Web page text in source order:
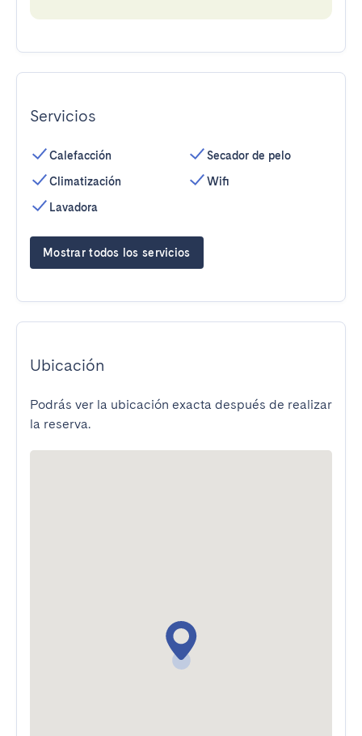
Servicios
Calefacción
Climatización
Lavadora
Secador de pelo
Wifi
Mostrar todos los servicios
Ubicación
Podrás ver la ubicación exacta después de realizar
la reserva.